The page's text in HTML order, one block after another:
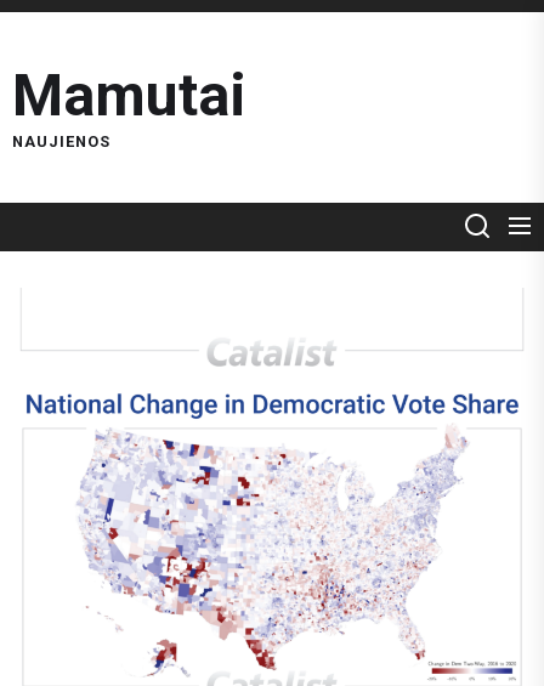
Skip
the
content
Mamutai
NAUJIENOS